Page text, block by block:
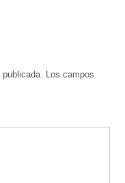
publicada. Los campos